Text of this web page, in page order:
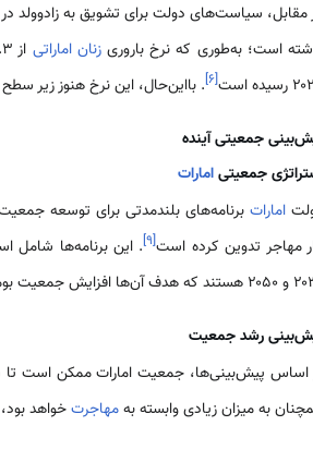
مقابل، سیاست‌های دولت برای تشویق به
است؛ به‌طوری که نرخ باروریزنان اماراتی از ۲.۳ در سال ۲۰۱۰
است
[۶]. بااین‌حال، این نرخ هنوز زیر
جمعیتی آینده
جمعیتیامارات
اماراتبرنامه‌های بلندمدتی برای توسعه
مهاجر تدوین کرده است[۹]. این برنامه‌ها شامل
از طریق ارائه مشوق‌های اقتصادی و اجتماعی است
رشد جمعیت
پیش‌بینی‌ها، جمعیت امارات ممکن است تا سال ۲۰۳۰ به ۱۱ تا ۱۲ میلیون نفر برسد و در سال ۲۰۵۰ به ۱۵ میلیون
به میزان زیادی وابسته بهمهاجرتخواهد